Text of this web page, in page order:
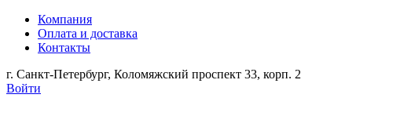
Компания
Оплата и доставка
Контакты
г. Санкт-Петербург, Коломяжский проспект 33, корп. 2
Войти